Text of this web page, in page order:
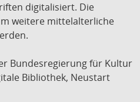
digitalisiert. Die
weitere mittelalterliche
Bundesregierung für Kultur
Bibliothek, Neustart